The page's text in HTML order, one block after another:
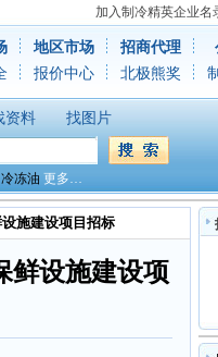
加入制冷精英企业名
地区市场 招商代理
报价中心 北极熊奖
资料 找图片
冷冻油 更多…
施建设项目招标
鲜设施建设项